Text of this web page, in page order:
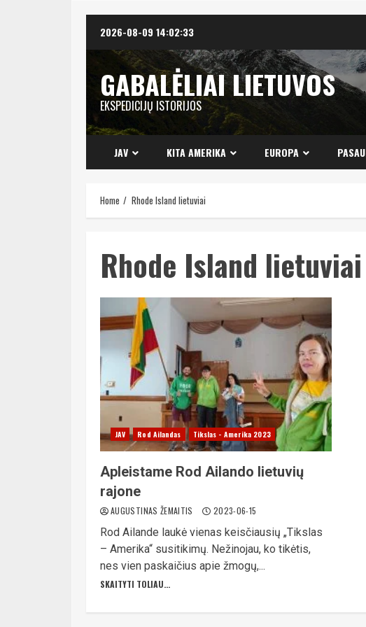
content
2026-08-09 14:02:34
GABALĖLIAI LIETUVOS
EKSPEDICIJŲ ISTORIJOS
JAV KITA AMERIKA EUROPA
Home Rhode Island lietuviai
Rhode Island lietuviai
JAV Rod Ailandas Tikslas - Amerika 2023
Apleistame Rod Ailando lietuvių
rajone
AUGUSTINAS ŽEMAITIS 2023-06-15
Rod Ailande laukė vienas keisčiausių „Tikslas
– Amerika“ susitikimų. Nežinojau, ko tikėtis,
nes vien paskaičius apie žmogų,...
SKAITYTI TOLIAU...